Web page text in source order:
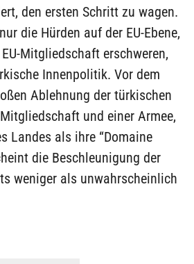
den ersten Schritt zu wagen.
die Hürden auf der EU-Ebene,
Mitgliedschaft erschweren,
Innenpolitik. Vor dem
Ablehnung der türkischen
und einer Armee,
Landes als ihre “Domaine
die Beschleunigung der
weniger als unwahrscheinlich